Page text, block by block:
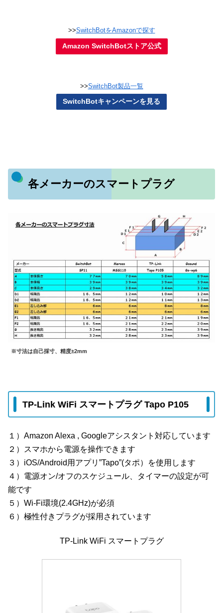
>>SwitchBotをAmazonで探す
Amazon SwitchBotストア公式
>>SwitchBot製品一覧
SwitchBotキャンペーンを見る
各メーカーのスマートプラグ
※寸法は自己採寸、精度±2mm
TP-Link WiFi スマートプラグ Tapo P105
１）Amazon Alexa , Googleアシスタント対応しています
２）スマホから電源を操作できます
３）iOS/Android用アプリ”Tapo”(タポ）を使用します
４）電源オン/オフのスケジュール、タイマーの設定が可
能です
５）Wi-Fi環境(2.4GHz)が必須
６）極性付きプラグが採用されています
TP-Link WiFi スマートプラグ